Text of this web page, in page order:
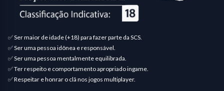
✅ Ser maior de idade (+18) para fazer parte da SCS.
✅ Ser uma pessoa idônea e responsável.
✅ Ser uma pessoa mentalmente equilibrada.
✅ Ter respeito e comportamento apropriado ingame.
✅ Respeitar e honrar o clã nos jogos multiplayer.